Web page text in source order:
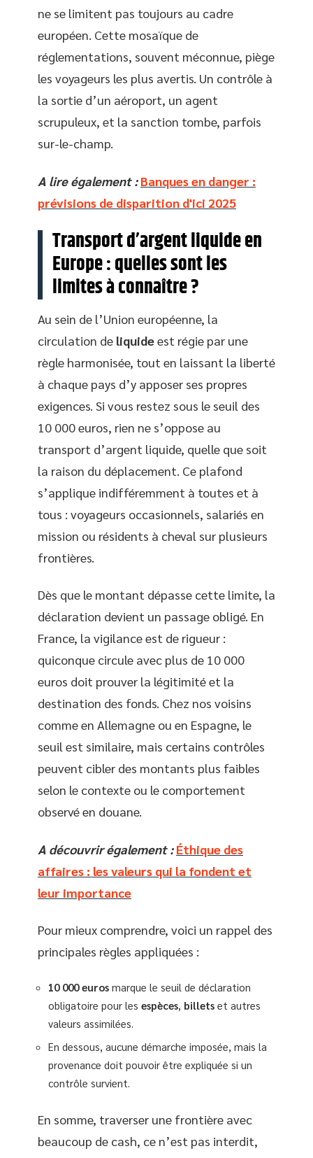
ne se limitent pas toujours au cadre
européen. Cette mosaïque de
réglementations, souvent méconnue, piège
les voyageurs les plus avertis. Un contrôle à
la sortie d’un aéroport, un agent
scrupuleux, et la sanction tombe, parfois
sur-le-champ.
A lire également : Banques en danger :
prévisions de disparition d'ici 2025
Transport d’argent liquide en
Europe : quelles sont les
limites à connaître ?
Au sein de l’Union européenne, la
circulation de liquideest régie par une
règle harmonisée, tout en laissant la liberté
à chaque pays d’y apposer ses propres
exigences. Si vous restez sous le seuil des
10 000 euros, rien ne s’oppose au
transport d’argent liquide, quelle que soit
la raison du déplacement. Ce plafond
s’applique indifféremment à toutes et à
tous : voyageurs occasionnels, salariés en
mission ou résidents à cheval sur plusieurs
frontières.
Dès que le montant dépasse cette limite, la
déclaration devient un passage obligé. En
France, la vigilance est de rigueur :
quiconque circule avec plus de 10 000
euros doit prouver la légitimité et la
destination des fonds. Chez nos voisins
comme en Allemagne ou en Espagne, le
seuil est similaire, mais certains contrôles
peuvent cibler des montants plus faibles
selon le contexte ou le comportement
observé en douane.
A découvrir également : Éthique des
affaires : les valeurs qui la fondent et
leur importance
Pour mieux comprendre, voici un rappel des
principales règles appliquées :
10 000 euros marque le seuil de déclaration
obligatoire pour les espèces billets et autres
valeurs assimilées.
En dessous, aucune démarche imposée, mais la
provenance doit pouvoir être expliquée si un
contrôle survient.
En somme, traverser une frontière avec
beaucoup de cash, ce n’est pas interdit,